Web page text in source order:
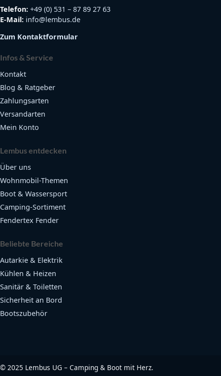
Telefon: +49 (0) 531 – 87 89 27 63
E-Mail: info@lembus.de
Zum Kontaktformular
Infos & Service
Kontakt
Blog & Ratgeber
Zahlungsarten
Versandarten
Mein Konto
Lembus entdecken
Über uns
Wohnmobil-Themen
Boot & Wassersport
Camping-Sortiment
Fendertex Fender
Beliebte Bereiche
Autarkie & Elektrik
Kühlen & Heizen
Sanitär & Toiletten
Sicherheit an Bord
Bootszubehör
© 2025 Lembus UG – Camping & Boot mit Herz.